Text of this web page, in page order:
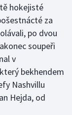
hokejisté
za
po dvou
soupeři
v
bekhendem
Nashvillu
Hejda, od